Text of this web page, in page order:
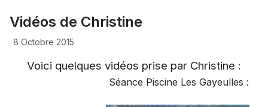
Vidéos de Christine
8 Octobre 2015
Voici quelques vidéos prise par Christine :
Séance Piscine Les Gayeulles :